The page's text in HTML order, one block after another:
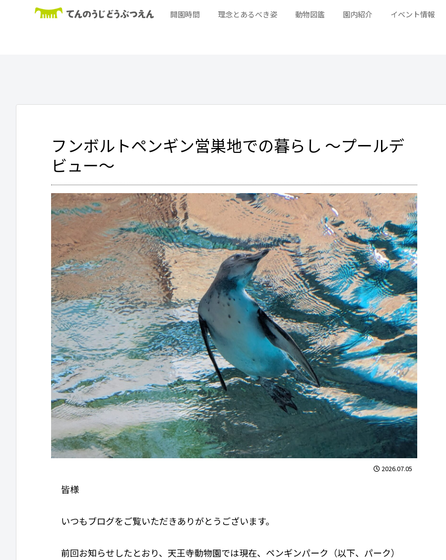
開園時間 理念とあるべき姿 動物図鑑 園内紹介 イベント情報
フンボルトペンギン営巣地での暮らし ～プールデ
ビュー～
2026.07.05
皆様
いつもブログをご覧いただきありがとうございます。
前回お知らせしたとおり、天王寺動物園では現在、ペンギンパーク（以下、パーク）